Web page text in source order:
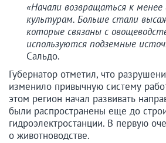
«Начали возвращаться к
культурам. Больше стали
которые связаны с
используются подземные
Сальдо.
Губернатор отметил, что
изменило привычную систему
этом регион начал развивать
были распространены еще до
гидроэлектростанции. В первую
о животноводстве.